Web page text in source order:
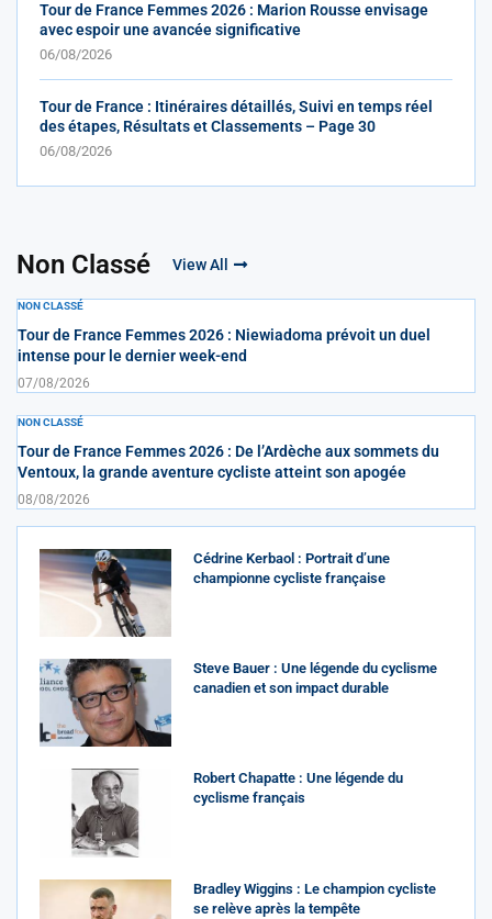
Tour de France Femmes 2026 : Marion Rousse envisage
avec espoir une avancée significative
06/08/2026
Tour de France : Itinéraires détaillés, Suivi en temps réel
des étapes, Résultats et Classements – Page 30
06/08/2026
Non Classé View All
NON CLASSÉ
Tour de France Femmes 2026 : Niewiadoma prévoit un duel
intense pour le dernier week-end
07/08/2026
NON CLASSÉ
Tour de France Femmes 2026 : De l’Ardèche aux sommets du
Ventoux, la grande aventure cycliste atteint son apogée
08/08/2026
Cédrine Kerbaol : Portrait d’une
championne cycliste française
Steve Bauer : Une légende du cyclisme
canadien et son impact durable
Robert Chapatte : Une légende du
cyclisme français
Bradley Wiggins : Le champion cycliste
se relève après la tempête